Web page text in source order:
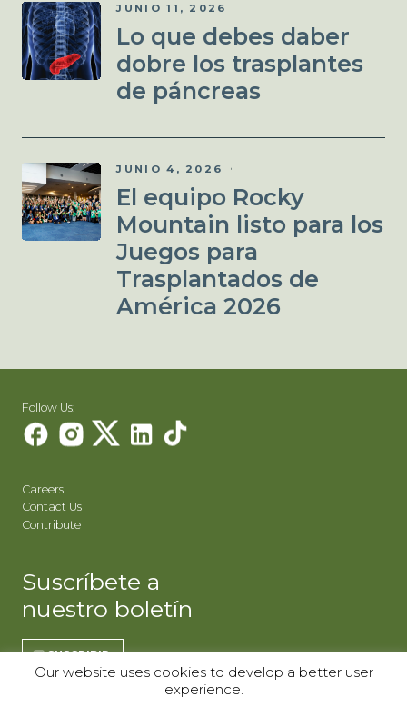
JUNIO 11, 2026
Lo que debes daber
dobre los trasplantes
de páncreas
JUNIO 4, 2026
El equipo Rocky
Mountain listo para los
Juegos para
Trasplantados de
América 2026
Follow Us:
Careers
Contact Us
Contribute
Suscríbete a
nuestro boletín
SUSCRIBIR
Our website uses cookies to develop a better user
experience.